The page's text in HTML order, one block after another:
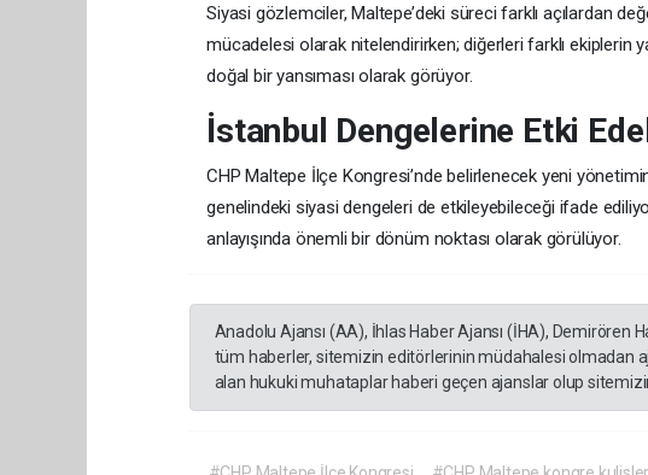
Siyasi gözlemciler, Maltepe’deki süreci farklı açılardan
mücadelesi olarak nitelendirirken; diğerleri farklı ekiplerin
doğal bir yansıması olarak görüyor.
İstanbul Dengelerine Etki
CHP Maltepe İlçe Kongresi’nde belirlenecek yeni
genelindeki siyasi dengeleri de etkileyebileceği ifade
anlayışında önemli bir dönüm noktası olarak görülüyor.
Anadolu Ajansı (AA), İhlas Haber Ajansı (İHA), Demirören
tüm haberler, sitemizin editörlerinin müdahalesi olmadan
alan hukuki muhataplar haberi geçen ajanslar olup